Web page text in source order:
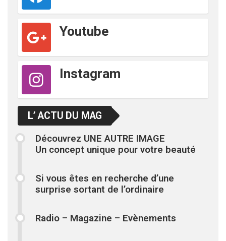
Youtube
Instagram
L’ ACTU DU MAG
Découvrez UNE AUTRE IMAGE
Un concept unique pour votre beauté
Si vous êtes en recherche d’une
surprise sortant de l’ordinaire
Radio – Magazine – Evènements